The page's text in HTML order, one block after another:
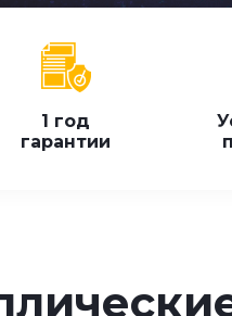
1 год
гарантии